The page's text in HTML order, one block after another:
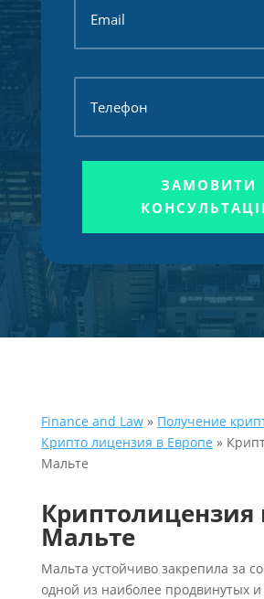
ЗАМОВИТИ
Finance and Law» Получение
Крипто лицензия в Европе »
Мальте
Криптолицензия
Мальте
Мальта устойчиво закрепила за
одной из наиболее продвинутых